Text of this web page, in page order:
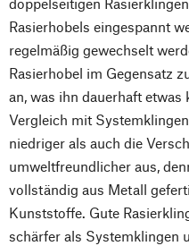
doppelseitigen
Rasierhobels eingespannt
regelmäßig gewechselt
Rasierhobel im Gegensatz
an, was ihn dauerhaft
Vergleich mit
niedriger als auch die
umweltfreundlicher aus,
vollständig aus Metall
Kunststoffe. Gute
schärfer als Systemklingen